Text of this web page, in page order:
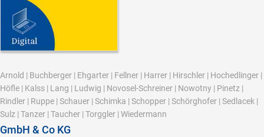
Arnold | Buchberger | Ehgarter | Fellner | Harrer | Hirschler | Hochedlinger |
Höfle | Kalss | Lang | Ludwig | Novosel-Schreiner | Nowotny | Pinetz |
Rindler | Ruppe | Schauer | Schimka | Schopper | Schörghofer | Sedlacek |
Sulz | Tanzer | Taucher | Torggler | Wiedermann
GmbH & Co KG